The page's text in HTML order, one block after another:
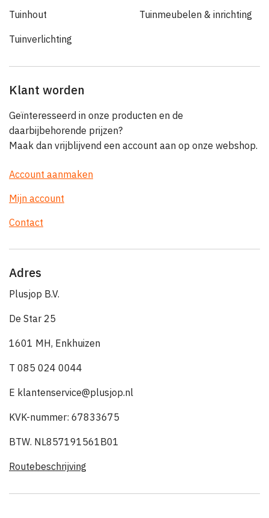
Tuinhout Tuinmeubelen & inrichting
Tuinverlichting
Klant worden
Geïnteresseerd in onze producten en de
daarbijbehorende prijzen?
Maak dan vrijblijvend een account aan op onze webshop.
Account aanmaken
Mijn account
Contact
Adres
Plusjop B.V.
De Star 25
1601 MH, Enkhuizen
T 085 024 0044
E klantenservice@plusjop.nl
KVK-nummer: 67833675
BTW. NL857191561B01
Routebeschrijving